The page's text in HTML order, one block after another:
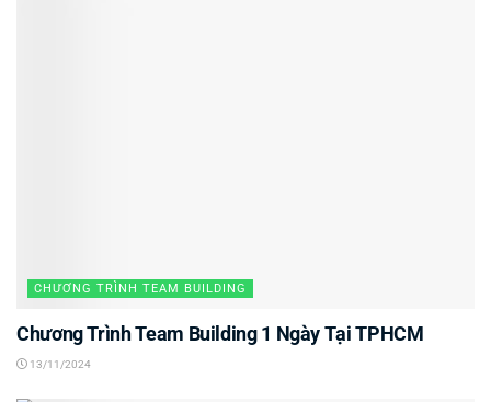
CHƯƠNG TRÌNH TEAM BUILDING
Chương Trình Team Building 1 Ngày Tại TPHCM
13/11/2024